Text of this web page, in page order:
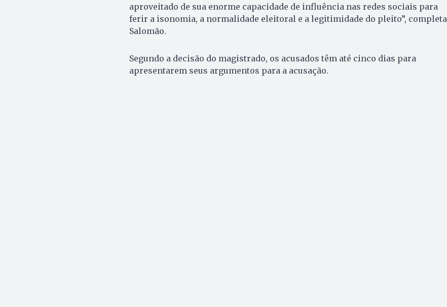
aproveitado de sua enorme capacidade de influência nas redes sociais para
ferir a isonomia, a normalidade eleitoral e a legitimidade do pleito”, completa
Salomão.
Segundo a decisão do magistrado, os acusados têm até cinco dias para
apresentarem seus argumentos para a acusação.